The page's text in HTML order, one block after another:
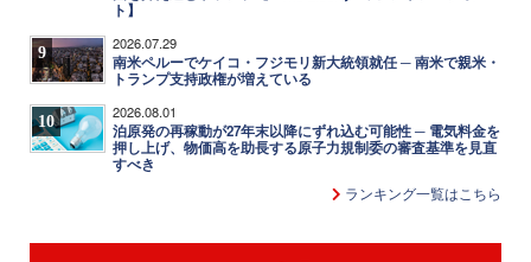
ト】
9 2026.07.29
南米ペルーでケイコ・フジモリ新大統領就任 ─ 南米で親米・
トランプ支持政権が増えている
10 2026.08.01
泊原発の再稼動が27年末以降にずれ込む可能性 ─ 電気料金を
押し上げ、物価高を助長する原子力規制委の審査基準を見直
すべき
ランキング一覧はこちら